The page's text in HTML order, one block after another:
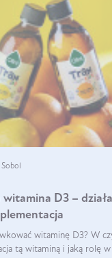
D3 –
witaminę D3? W
tą witaminą i jaką rolę